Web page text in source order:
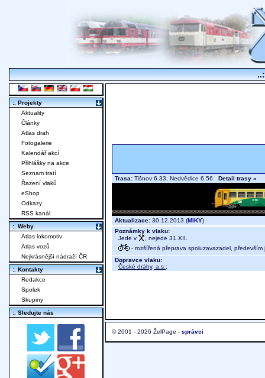
Trasa: Tišnov 6.33, Nedvědice 6.56 Detail trasy »
Aktualizace: 30.12.2013 (MIKY)
Poznámky k vlaku:
Jede v
, nejede 31.XII.
- rozšířená přeprava spoluzavazadel, především
Dopravce vlaku:
České dráhy, a.s. ;
© 2001 - 2026 ŽelPage - správci
:. Projekty
Aktuality
Články
Atlas drah
Fotogalerie
Kalendář akcí
Přihlášky na akce
Seznam tratí
Řazení vlaků
eShop
Odkazy
RSS kanál
:. Weby
Atlas lokomotiv
Atlas vozů
Nejkrásnější nádraží ČR
:. Kontakty
Redakce
Spolek
Skupiny
:. Sledujte nás